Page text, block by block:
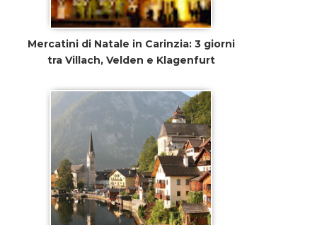
Mercatini di Natale in Carinzia: 3 giorni
tra Villach, Velden e Klagenfurt